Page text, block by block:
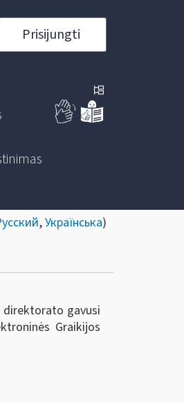
Prisijungti
,Українська)
direktorato gavusi
Graikijos